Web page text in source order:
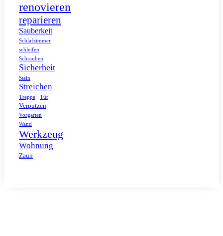
renovieren
reparieren
Sauberkeit
Schlafzimmer
schleifen
Schrauben
Sicherheit
Stein
Streichen
Treppe Tür
Verputzen
Vorgarten
Wand
Werkzeug
Wohnung
Zaun